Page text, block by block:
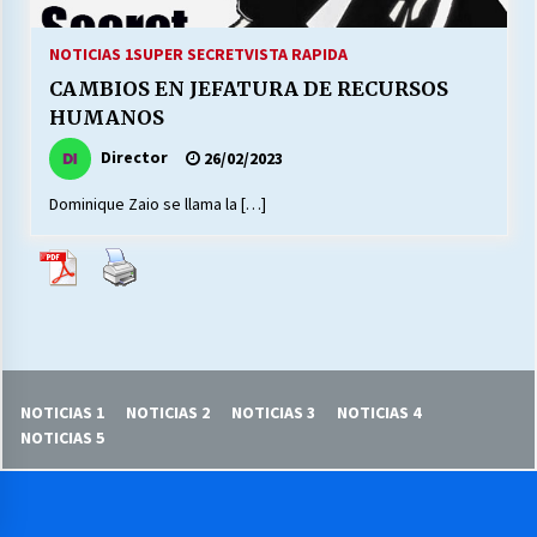
LABORAL:
25/06/2026
16/06/2026
NOTICIAS 1SUPER SECRETVISTA RAPIDA
CAMBIOS EN JEFATURA DE RECURSOS
HUMANOS
Director 26/02/2023
Dominique Zaio se llama la […]
NOTICIAS 1 NOTICIAS 2 NOTICIAS 3
NOTICIAS 4
NOTICIAS 5